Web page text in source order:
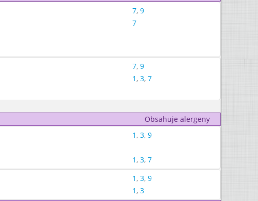
7, 9
7
7, 9
1, 3, 7
Obsahuje alergeny
1, 3, 9
1, 3, 7
1, 3, 9
1, 3